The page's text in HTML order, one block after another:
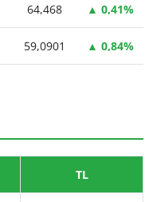
64,468 ▲ 0,41%
59,0901 ▲ 0,84%
TL